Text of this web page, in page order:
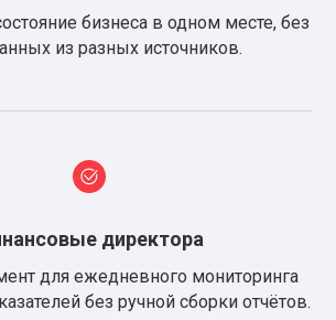
бизнеса в одном месте, без
из разных источников.
директора
для ежедневного мониторинга
без ручной сборки отчётов.